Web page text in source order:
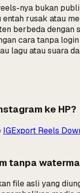
nya bukan
rusak atau
berbeda dengan
cara tanpa
lagu atau suara
ke HP?
IGExport Reels
tanpa
file asli yang